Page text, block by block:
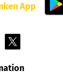
App